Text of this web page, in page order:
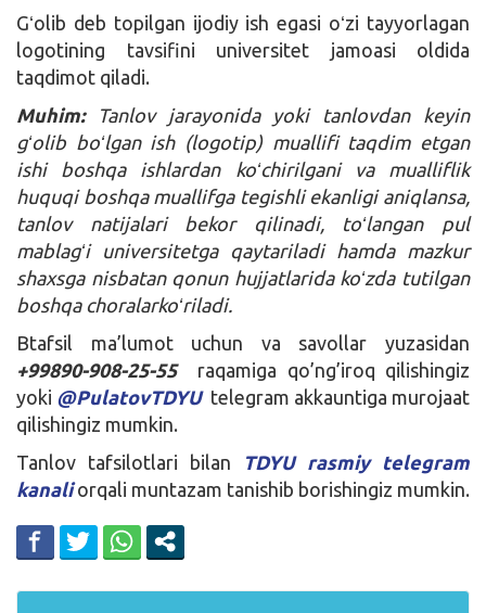
Gʻolib deb topilgan ijodiy ish egasi oʻzi tayyorlagan
logotining tavsifini universitet jamoasi oldida
taqdimot qiladi.
Muhim:
Tanlov jarayonida yoki tanlovdan keyin
gʻolib boʻlgan ish (logotip) muallifi taqdim etgan
ishi boshqa ishlardan koʻchirilgani va mualliflik
huquqi boshqa muallifga tegishli ekanligi aniqlansa,
tanlov natijalari bekor qilinadi, toʻlangan pul
mablagʻi universitetga qaytariladi hamda mazkur
shaxsga nisbatan qonun hujjatlarida koʻzda tutilgan
boshqa choralarkoʻriladi.
Btafsil ma’lumot uchun va savollar yuzasidan
+99890-908-25-55raqamiga qo’ng’iroq qilishingiz
yoki @PulatovTDYU telegram akkauntiga murojaat
qilishingiz mumkin.
Tanlov tafsilotlari bilan
TDYU rasmiy telegram
kanali orqali muntazam tanishib borishingiz mumkin.